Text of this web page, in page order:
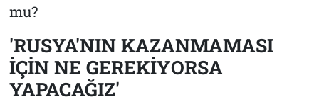
mu?
'RUSYA'NIN KAZANMAMASI
İÇİN NE GEREKİYORSA
YAPACAĞIZ'